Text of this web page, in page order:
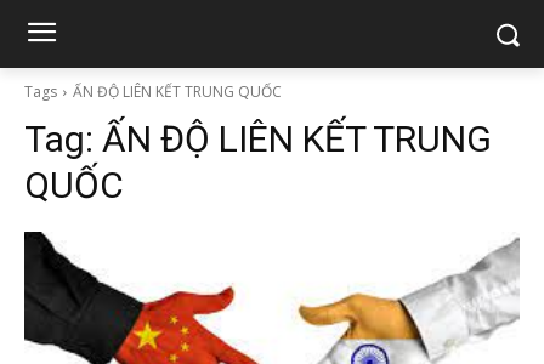
Tags ẤN ĐỘ LIÊN KẾT TRUNG QUỐC
Tag: ẤN ĐỘ LIÊN KẾT TRUNG
QUỐC